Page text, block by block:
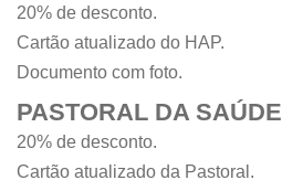
20% de desconto.
Cartão atualizado do HAP.
Documento com foto.
PASTORAL DA SAÚDE
20% de desconto.
Cartão atualizado da Pastoral.